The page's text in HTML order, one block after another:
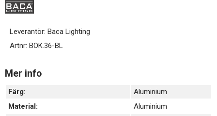
Leverantör: Baca Lighting
Artnr: BOK.36-BL
Mer info
Färg:
Aluminium
Material:
Aluminium